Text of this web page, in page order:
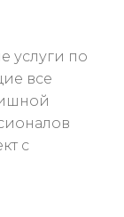
услуги по
все
с